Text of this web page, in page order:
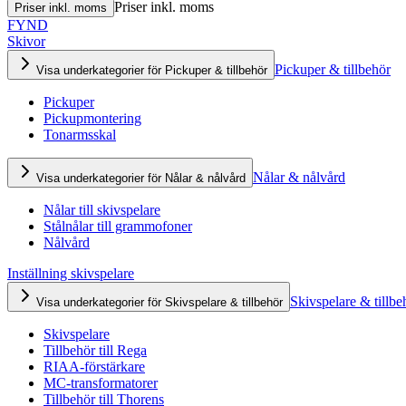
Priser inkl. moms Priser inkl. moms
FYND
Skivor
Visa underkategorier för Pickuper & tillbehör Pickuper & tillbehör
Pickuper
Pickupmontering
Tonarmsskal
Visa underkategorier för Nålar & nålvård Nålar & nålvård
Nålar till skivspelare
Stålnålar till grammofoner
Nålvård
Inställning skivspelare
Visa underkategorier för Skivspelare & tillbehör Skivspelare &
Skivspelare
Tillbehör till Rega
RIAA-förstärkare
MC-transformatorer
Tillbehör till Thorens